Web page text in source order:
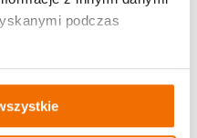
podczas
sztuka?"